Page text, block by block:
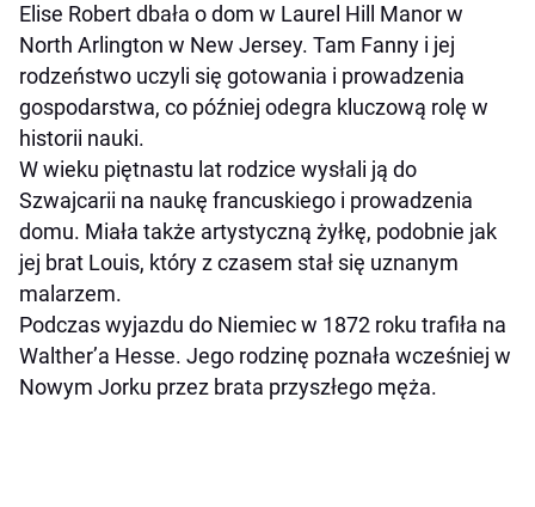
Elise Robert dbała o dom w Laurel Hill Manor w
North Arlington w New Jersey. Tam Fanny i jej
rodzeństwo uczyli się gotowania i prowadzenia
gospodarstwa, co później odegra kluczową rolę w
historii nauki.
W wieku piętnastu lat rodzice wysłali ją do
Szwajcarii na naukę francuskiego i prowadzenia
domu. Miała także artystyczną żyłkę, podobnie jak
jej brat Louis, który z czasem stał się uznanym
malarzem.
Podczas wyjazdu do Niemiec w 1872 roku trafiła na
Walther’a Hesse. Jego rodzinę poznała wcześniej w
Nowym Jorku przez brata przyszłego męża.